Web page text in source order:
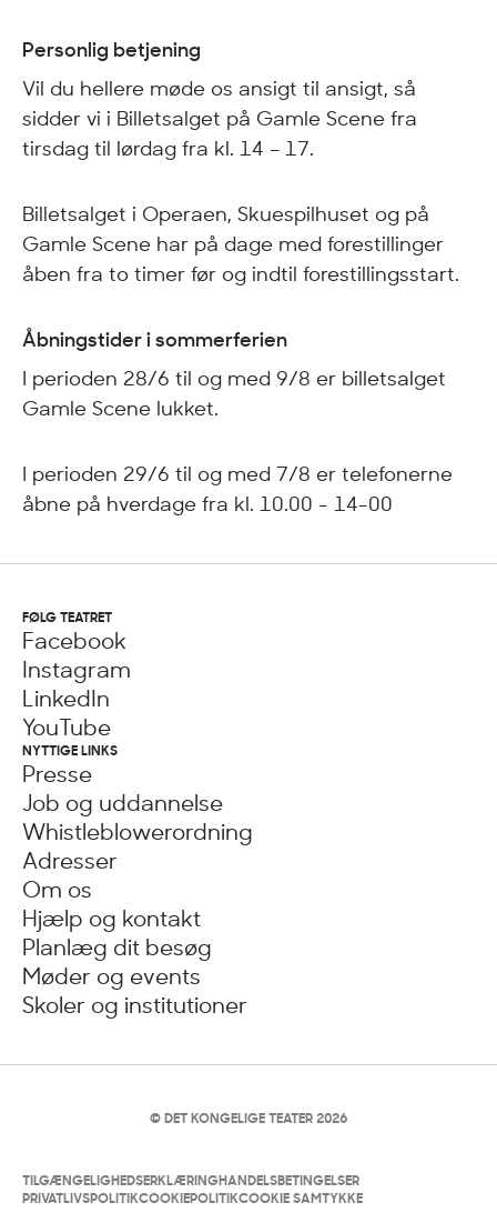
© DET KONGELIGE TEATER 2026
Personlig betjening
Vil du hellere møde os ansigt til ansigt, så
sidder vi i Billetsalget på Gamle Scene fra
tirsdag til lørdag fra kl. 14 – 17.
Billetsalget i Operaen, Skuespilhuset og på
Gamle Scene har på dage med forestillinger
åben fra to timer før og indtil forestillingsstart.
Åbningstider i sommerferien
I perioden 28/6 til og med 9/8 er billetsalget
Gamle Scene lukket.
I perioden 29/6 til og med 7/8 er telefonerne
åbne på hverdage fra kl. 10.00 - 14-00
NYTTIGE LINKS
Presse
Job og uddannelse
Whistleblowerordning
Adresser
Om os
Hjælp og kontakt
Planlæg dit besøg
Møder og events
Skoler og institutioner
FØLG TEATRET
Facebook
Instagram
LinkedIn
YouTube
TILGÆNGELIGHEDSERKLÆRING HANDELSBETINGELSER
PRIVATLIVSPOLITIK COOKIEPOLITIK COOKIE SAMTYKKE